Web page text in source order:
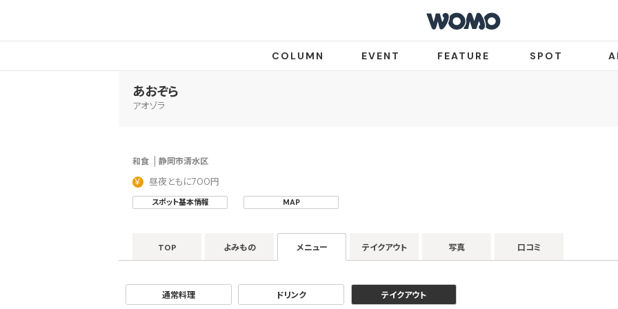
COLUMN EVENT FEATURE SPOT
あおぞら
アオゾラ
和食 静岡市清水区
昼夜ともに700円
スポット基本情報 MAP
TOP よみもの メニュー テイクアウト 写真 口コミ
通常料理 ドリンク テイクアウト